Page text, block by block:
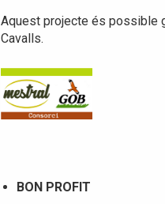
Aquest projecte és possible
Cavalls.
BON PROFIT